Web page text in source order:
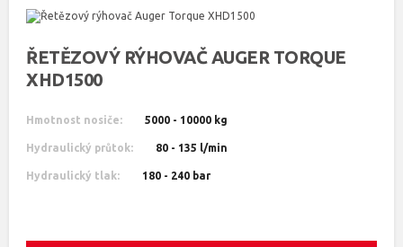
ŘETĚZOVÝ RÝHOVAČ AUGER TORQUE
XHD1500
Hmotnost nosiče: 5000 - 10000 kg
Hydraulický průtok: 80 - 135 l/min
Hydraulický tlak: 180 - 240 bar